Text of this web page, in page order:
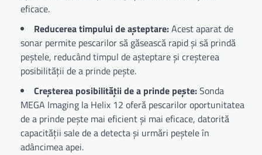
eficace.
Reducerea timpului de așteptare:Acest aparat de
sonar permite pescarilor să găsească rapid și să prindă
peștele, reducând timpul de așteptare și creșterea
posibilității de a prinde pește.
Creșterea posibilității de a prinde pește:Sonda
MEGA Imaging la Helix 12 oferă pescarilor oportunitatea
de a prinde pește mai eficient și mai eficace, datorită
capacității sale de a detecta și urmări peștele în
adâncimea apei.